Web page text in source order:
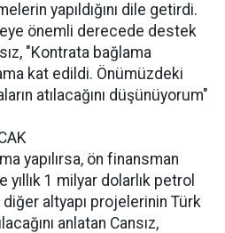
yapıldığını dile getirdi.
önemli derecede destek
"Kontrata bağlama
kat edildi. Önümüzdeki
atılacağını düşünüyorum"
yapılırsa, ön finansman
1 milyar dolarlık petrol
diğer altyapı projelerinin Türk
anlatan Cansız,